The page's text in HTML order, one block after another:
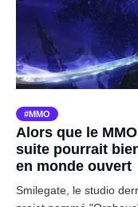
MMO
Alors que le
suite pourrait
en monde ouvert
Smilegate, le studio